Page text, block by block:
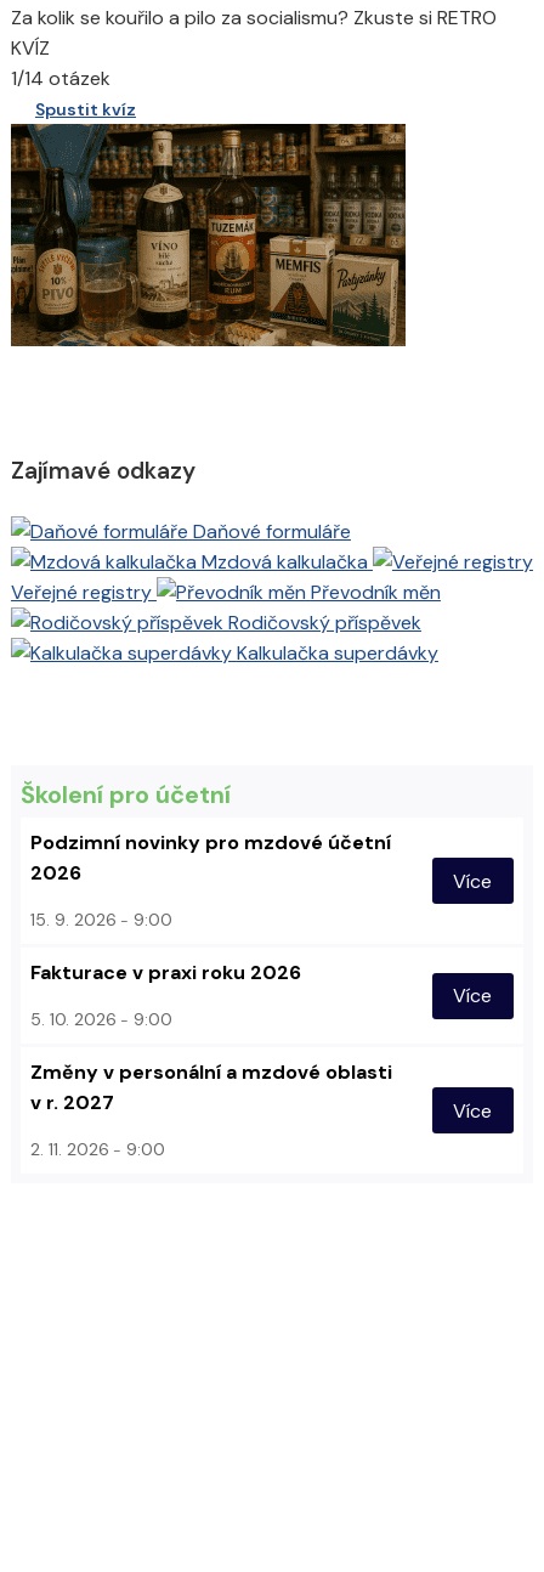
Za kolik se kouřilo a pilo za socialismu? Zkuste si RETRO
KVÍZ
1/14 otázek
Spustit kvíz
Zajímavé odkazy
Daňové formuláře
Mzdová kalkulačka
Veřejné registry
Převodník měn
Rodičovský příspěvek
Kalkulačka superdávky
Školení pro účetní
Podzimní novinky pro mzdové účetní
2026
15. 9. 2026 9:00
Více
Fakturace v praxi roku 2026
5. 10. 2026 9:00
Více
Změny v personální a mzdové oblasti
v r. 2027
2. 11. 2026 9:00
Více